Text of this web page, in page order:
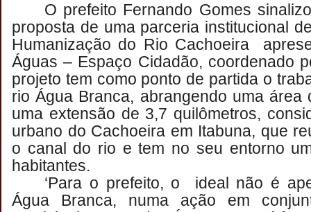
O prefeito Fernando Gomes
proposta de uma parceria institucional
Humanização do Rio Cachoeira
Águas – Espaço Cidadão, coordenado
projeto tem como ponto de partida o
rio Água Branca, abrangendo uma área
uma extensão de 3,7 quilômetros,
urbano do Cachoeira em Itabuna, que
o canal do rio e tem no seu entorno
habitantes.
‘Para o prefeito, o ideal não é
Água Branca, numa ação em